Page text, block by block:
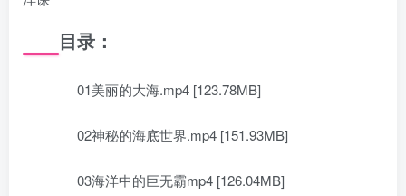
目录：
01美丽的大海.mp4 [123.78MB]
02神秘的海底世界.mp4 [151.93MB]
03海洋中的巨无霸mp4 [126.04MB]